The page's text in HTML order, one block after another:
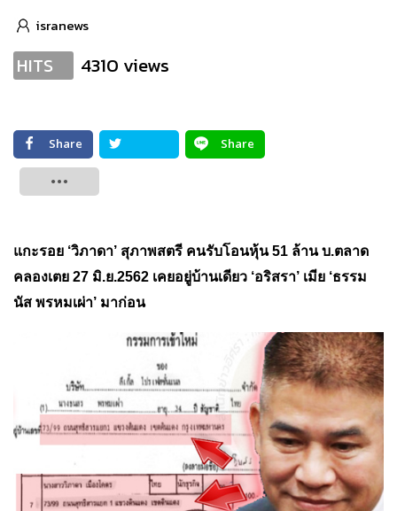
isranews
HITS 4310 views
Share
Share
แกะรอย ‘วิภาดา’ สุภาพสตรี คนรับโอนหุ้น 51 ล้าน บ.ตลาด
คลองเตย 27 มิ.ย.2562 เคยอยู่บ้านเดียว ‘อริสรา’ เมีย ‘ธรรม
นัส พรหมเผ่า’ มาก่อน